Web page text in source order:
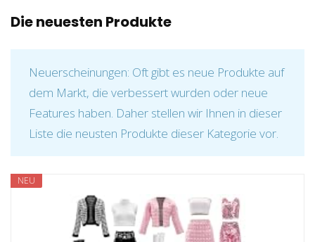
Die neuesten Produkte
Neuerscheinungen: Oft gibt es neue Produkte auf
dem Markt, die verbessert wurden oder neue
Features haben. Daher stellen wir Ihnen in dieser
Liste die neusten Produkte dieser Kategorie vor.
NEU